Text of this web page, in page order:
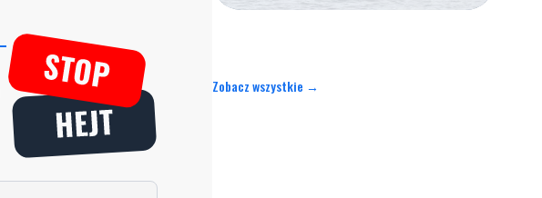
Zobacz wszystkie →